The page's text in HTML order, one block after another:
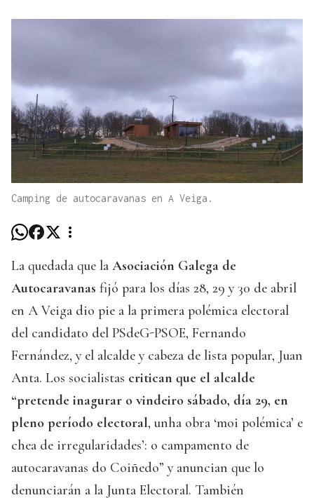
Camping de autocaravanas en A Veiga.
La quedada que la Asociación Galega de
Autocaravanas fijó para los días 28, 29 y 30 de abril
en A Veiga dio pie a la primera polémica electoral
del candidato del PSdeG-PSOE, Fernando
Fernández, y el alcalde y cabeza de lista popular, Juan
Anta. Los socialistas critican que el alcalde
“pretende inagurar o vindeiro sábado, día 29, en
pleno período electoral, unha obra ‘moi polémica’ e
chea de irregularidades’: o campamento de
autocaravanas do Coiñedo” y anuncian que lo
denunciarán a la Junta Electoral. También